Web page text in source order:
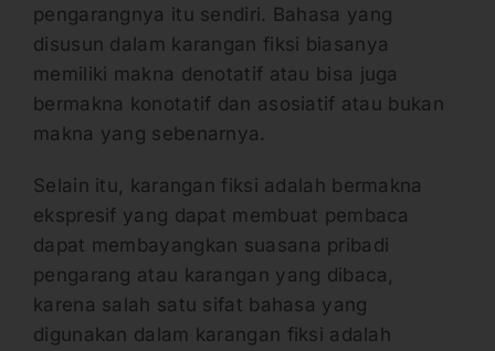
pengarangnya itu sendiri. Bahasa yang
disusun dalam karangan fiksi biasanya
memiliki makna denotatif atau bisa juga
bermakna konotatif dan asosiatif atau bukan
makna yang sebenarnya.
Selain itu, karangan fiksi adalah bermakna
ekspresif yang dapat membuat pembaca
dapat membayangkan suasana pribadi
pengarang atau karangan yang dibaca,
karena salah satu sifat bahasa yang
digunakan dalam karangan fiksi adalah